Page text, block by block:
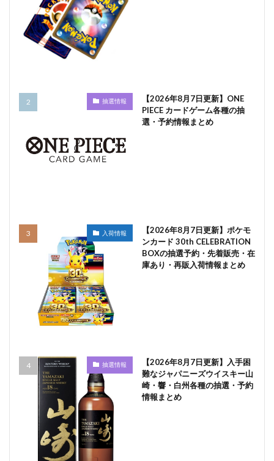
抽選情報
【2026年8月7日更新】ONE
PIECE カードゲーム各種の抽
選・予約情報まとめ
入荷情報
【2026年8月7日更新】ポケモ
ンカード 30th CELEBRATION
BOXの抽選予約・先着販売・在
庫あり・再販入荷情報まとめ
抽選情報
【2026年8月7日更新】入手困
難なジャパニーズウイスキー山
崎・響・白州各種の抽選・予約
情報まとめ